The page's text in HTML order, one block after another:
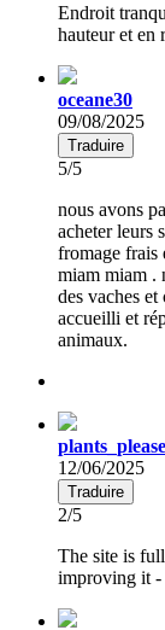
Endroit
hauteur et en
oceane30
09/08/2025
Traduire
5/5
nous avons
acheter leurs
fromage frais
miam miam .
des vaches
accueilli et
animaux.
plants_please
12/06/2025
Traduire
2/5
The site is
improving it -